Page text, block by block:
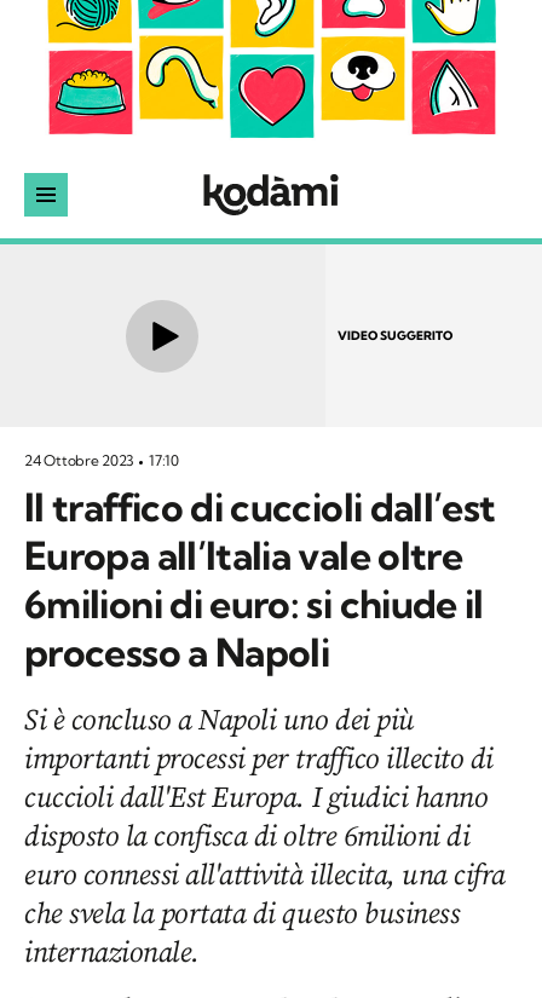
VIDEO SUGGERITO
24 Ottobre 2023 17:10
Il traffico di cuccioli dall’est
Europa all’Italia vale oltre
6milioni di euro: si chiude il
processo a Napoli
Si è concluso a Napoli uno dei più
importanti processi per traffico illecito di
cuccioli dall'Est Europa. I giudici hanno
disposto la confisca di oltre 6milioni di
euro connessi all'attività illecita, una cifra
che svela la portata di questo business
internazionale.